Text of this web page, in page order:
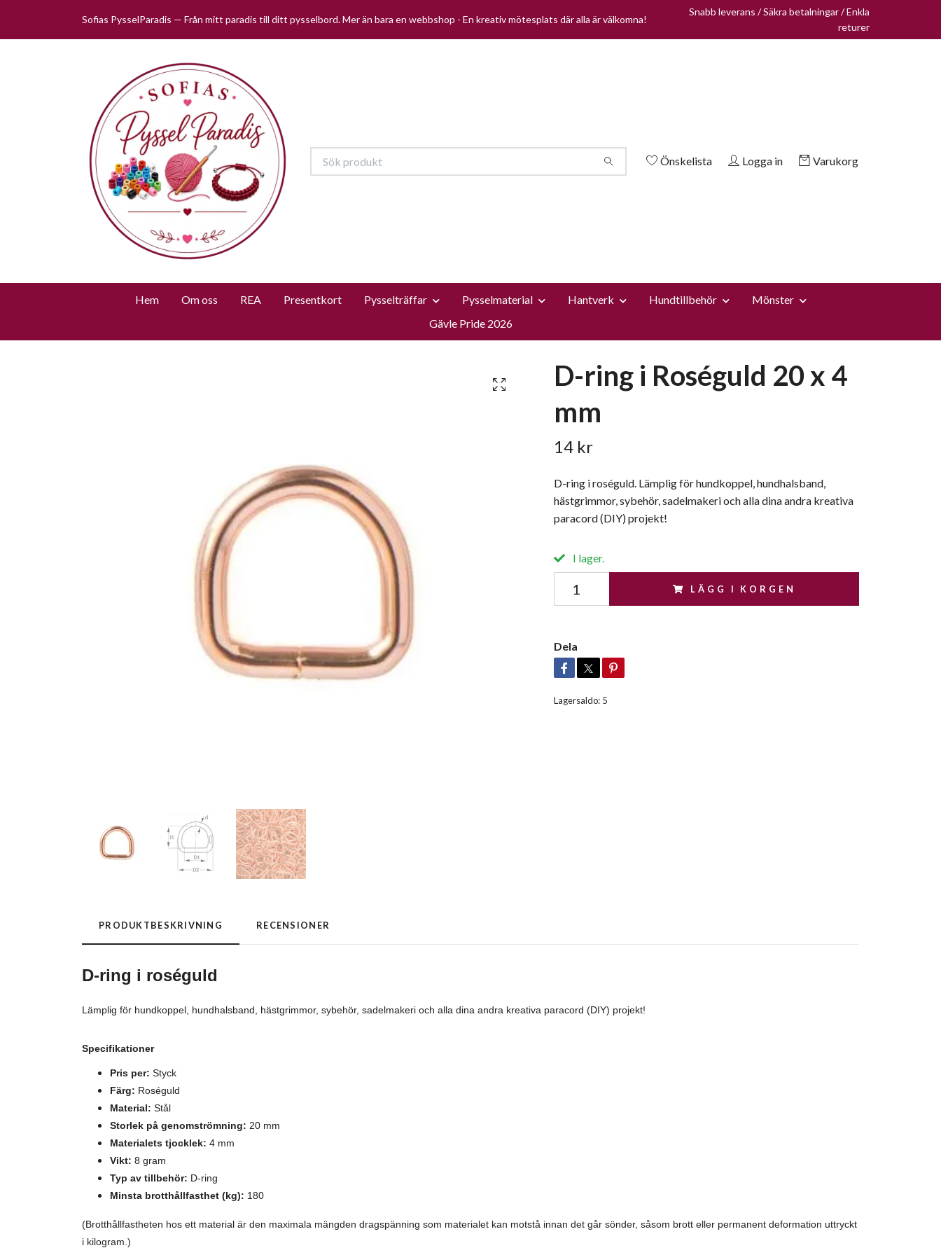
Sofias PysselParadis — Från mitt paradis till ditt pysselbord. Mer än bara en webbshop - En kreativ mötesplats där alla är välkomna!
Snabb leverans / Säkra betalningar / Enkla
returer
Önskelista Logga in Varukorg
Hem Om oss REA Presentkort Pysselträffar Pysselmaterial Hantverk Hundtillbehör
Mönster
Gävle Pride 2026
D-ring i Roséguld 20 x 4
mm
14 kr
D-ring i roséguld. Lämplig för hundkoppel, hundhalsband,
hästgrimmor, sybehör, sadelmakeri och alla dina andra kreativa
paracord (DIY) projekt!
I lager.
LÄGG I KORGEN
Dela
Lagersaldo: 5
PRODUKTBESKRIVNING RECENSIONER
D-ring i roséguld
Lämplig för hundkoppel, hundhalsband, hästgrimmor, sybehör, sadelmakeri och alla dina andra kreativa paracord (DIY) projekt!
Specifikationer
Pris per: Styck
Färg: Roséguld
Material: Stål
Storlek på genomströmning: 20 mm
Materialets tjocklek: 4 mm
Vikt: 8 gram
Typ av tillbehör: D-ring
Minsta brotthållfasthet (kg): 180
(Brotthållfastheten hos ett material är den maximala mängden dragspänning som materialet kan motstå innan det går sönder, såsom brott eller permanent deformation uttryckt
i kilogram.)